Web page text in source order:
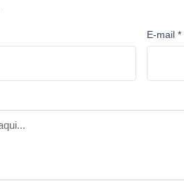
E-mail *